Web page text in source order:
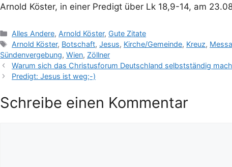
Arnold Köster, in einer Predigt über Lk 18,9-14, am
Kategorien
Alles Andere, Arnold Köster, Gute Zitate
Schlagwörter
Arnold Köster, Botschaft,Jesus, Kirche/Gemeinde, Kreuz,
Sündenvergebung, Wien, Zöllner
Warum sich das Christusforum Deutschland selbstständig
Predigt: Jesus ist weg;-)
Schreibe einen Kommentar